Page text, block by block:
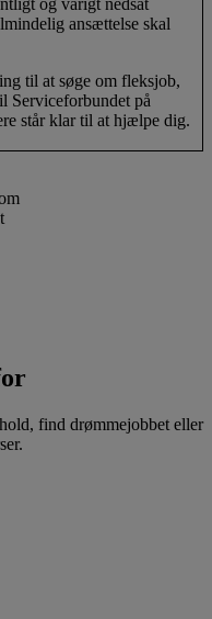
og varigt nedsat
ansættelse skal
til at søge om fleksjob,
Serviceforbundet på
står klar til at hjælpe dig.
find drømmejobbet eller